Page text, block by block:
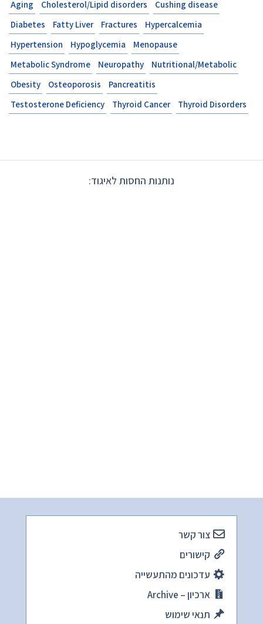
Aging Cholesterol/Lipid disorders
Cushing disease
Diabetes
Fatty Liver Fractures
Hypercalcemia
Hypertension
Hypoglycemia
Menopause
Metabolic Syndrome
Neuropathy
Nutritional/Metabolic
Obesity
Osteoporosis
Pancreatitis
Testosterone Deficiency
Thyroid Cancer Thyroid Disorders
נותנות החסות לאיגוד:
צור קשר
קישורים
עדכונים מהתעשייה
ארכיון – Archive
תנאי שימוש